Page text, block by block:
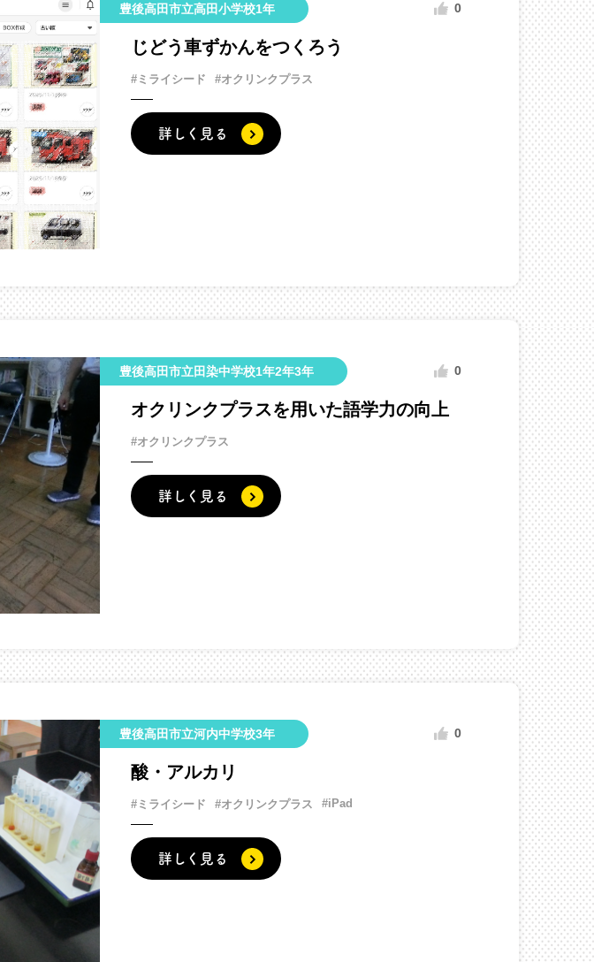
豊後高田市立高田小学校1年 0
じどう車ずかんをつくろう
#ミライシード #オクリンクプラス
詳しく見る
豊後高田市立田染中学校1年2年3年 0
オクリンクプラスを用いた語学力の向上
#オクリンクプラス
詳しく見る
豊後高田市立河内中学校3年 0
酸・アルカリ
#ミライシード #オクリンクプラス #iPad
詳しく見る